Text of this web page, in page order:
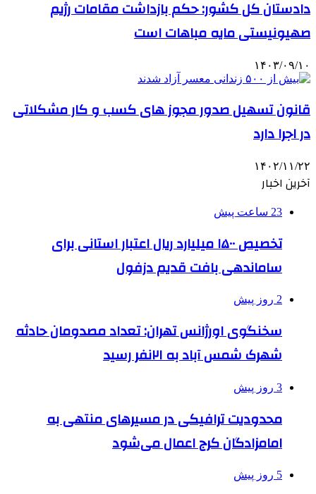
دادستان کل کشور: حکم بازداشت مقامات رژیم
صهیونیستی مایه مباهات است
۱۴۰۳/۰۹/۱۰
قانون تسهیل صدور مجوز های کسب و کار مشکلاتی
در اجرا دارد
۱۴۰۲/۱۱/۲۲
آخرین اخبار
23 ساعت پیش
تخصیص ۱۵۰۰ میلیارد ریال اعتبار استانی برای
ساماندهی بافت قدیم دزفول
2 روز پیش
سخنگوی اورژانس تهران: تعداد مصدومان حادثه
شهرک شمس آباد به ۲۱نفر رسید
3 روز پیش
محدودیت ترافیکی در مسیرهای منتهی به
امامزادگان کرج اعمال می‌شود
5 روز پیش